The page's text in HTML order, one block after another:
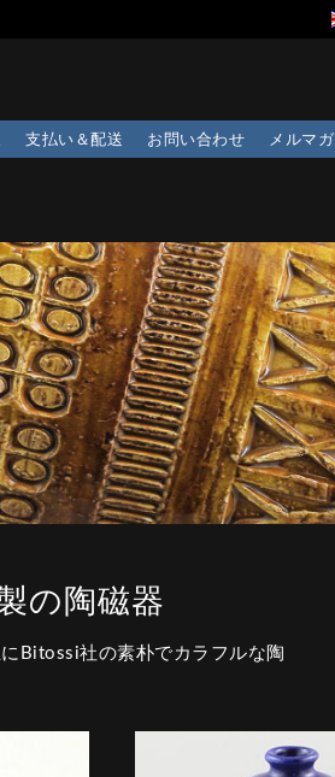
メルマガ
お問い合わせ
支払い＆配送
の陶磁器
Bitossi社の素朴でカラフルな陶